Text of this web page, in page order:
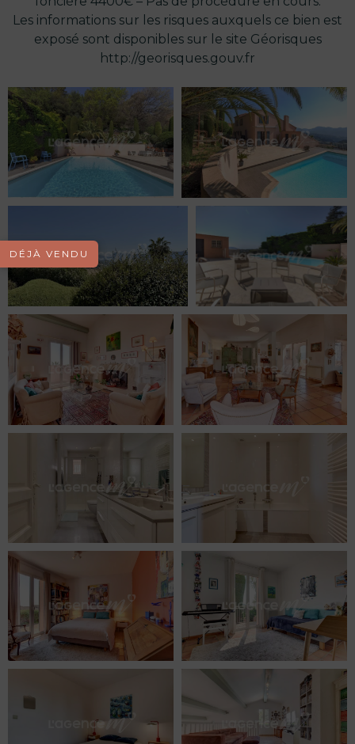
DÉJÀ VENDU
Les informations sur les risques auxquels ce bien est
exposé sont disponibles sur le site Géorisques
http://georisques.gouv.fr